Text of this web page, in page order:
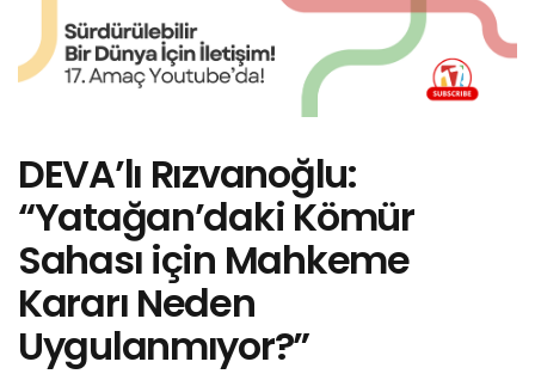
DEVA’lı Rızvanoğlu:
“Yatağan’daki Kömür
Sahası için Mahkeme
Kararı Neden
Uygulanmıyor?”